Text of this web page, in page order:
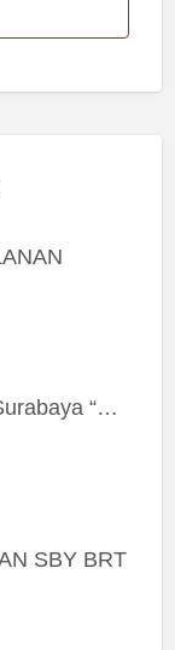
Kost Harian Kota Surabaya “Sierra Kost”
SBY BRT